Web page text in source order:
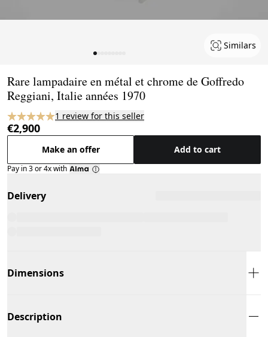
Similars
Rare lampadaire en métal et chrome de Goffredo
Reggiani, Italie années 1970
1 review for this seller
€2,900
Make an offer Add to cart
Pay in 3 or 4x with
Delivery
Dimensions
Description